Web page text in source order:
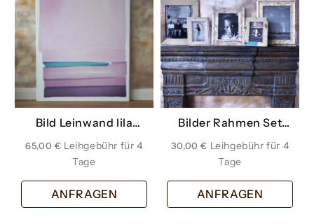
Bild Leinwand lila
65,00 €
ANFRAGEN
Bilder Rahmen Set
30,00€
ANFRAGEN